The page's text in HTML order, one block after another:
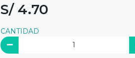
S/ 4.70
CANTIDAD